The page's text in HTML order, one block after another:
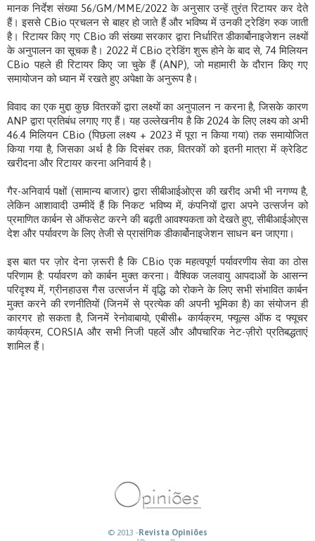
मानक निर्देश संख्या 56/GM/MME/2022 के अनुसार उन्हें तुरंत रिटायर कर देते
हैं। इससे CBio प्रचलन से बाहर हो जाते हैं और भविष्य में उनकी ट्रेडिंग रुक जाती
है। रिटायर किए गए CBio की संख्या सरकार द्वारा निर्धारित डीकार्बोनाइजेशन लक्ष्यों
के अनुपालन का सूचक है। 2022 में CBio ट्रेडिंग शुरू होने के बाद से, 74 मिलियन
CBio पहले ही रिटायर किए जा चुके हैं (ANP), जो महामारी के दौरान किए गए
समायोजन को ध्यान में रखते हुए अपेक्षा के अनुरूप है।
विवाद का एक मुद्दा कुछ वितरकों द्वारा लक्ष्यों का अनुपालन न करना है, जिसके कारण
ANP द्वारा प्रतिबंध लगाए गए हैं। यह उल्लेखनीय है कि 2024 के लिए लक्ष्य को अभी
46.4 मिलियन CBio (पिछला लक्ष्य + 2023 में पूरा न किया गया) तक समायोजित
किया गया है, जिसका अर्थ है कि दिसंबर तक, वितरकों को इतनी मात्रा में क्रेडिट
खरीदना और रिटायर करना अनिवार्य है।
गैर-अनिवार्य पक्षों (सामान्य बाजार) द्वारा सीबीआईओएस की खरीद अभी भी नगण्य है,
लेकिन आशावादी उम्मीदें हैं कि निकट भविष्य में, कंपनियों द्वारा अपने उत्सर्जन को
प्रमाणित कार्बन से ऑफसेट करने की बढ़ती आवश्यकता को देखते हुए, सीबीआईओएस
देश और पर्यावरण के लिए तेजी से प्रासंगिक डीकार्बोनाइजेशन साधन बन जाएगा।
इस बात पर ज़ोर देना ज़रूरी है कि CBio एक महत्वपूर्ण पर्यावरणीय सेवा का ठोस
परिणाम है: पर्यावरण को कार्बन मुक्त करना। वैश्विक जलवायु आपदाओं के आसन्न
परिदृश्य में, ग्रीनहाउस गैस उत्सर्जन में वृद्धि को रोकने के लिए सभी संभावित कार्बन
मुक्त करने की रणनीतियों (जिनमें से प्रत्येक की अपनी भूमिका है) का संयोजन ही
कारगर हो सकता है, जिनमें रेनोवाबायो, एबीसी+ कार्यक्रम, फ्यूल्स ऑफ द फ्यूचर
कार्यक्रम, CORSIA और सभी निजी पहलें और औपचारिक नेट-ज़ीरो प्रतिबद्धताएं
शामिल हैं।
© 2013 -Revista Opiniões